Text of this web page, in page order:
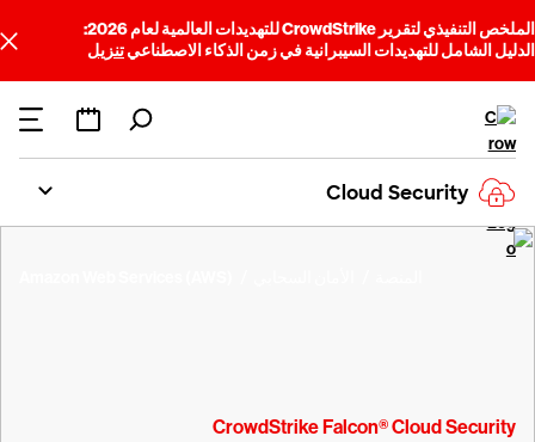
الملخص التنفيذي لتقرير CrowdStrike للتهديدات العالمية لعام 2026:
الدليل الشامل للتهديدات السيبرانية في زمن الذكاء الاصطناعيتنزيل
Cloud Security
CrowdStrike Falcon® Cloud Security